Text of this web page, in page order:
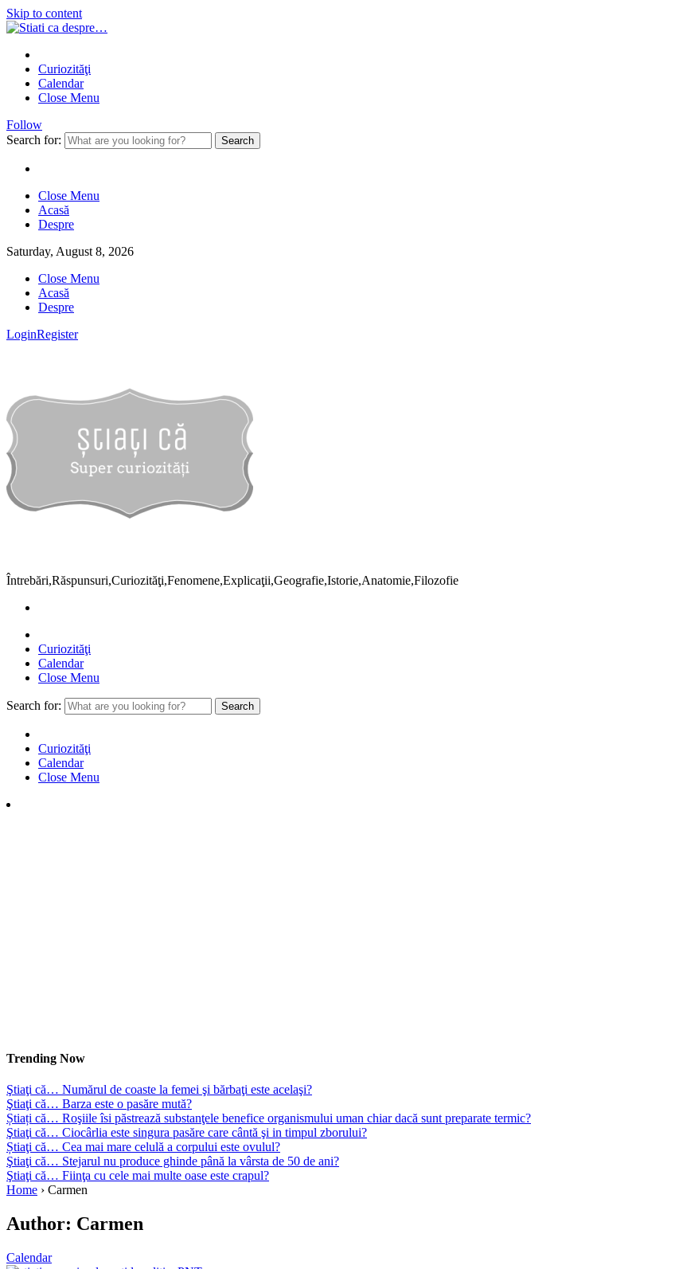
Skip to content
Curiozităţi
Calendar
Close Menu
Follow
Search for:
Close Menu
Acasă
Despre
Saturday, August 8, 2026
Close Menu
Acasă
Despre
LoginRegister
Întrebări,Răspunsuri,Curiozităţi,Fenomene,Explicaţii,Geografie,Istorie,Anatomie,Filozofie
Curiozităţi
Calendar
Close Menu
Search for:
Curiozităţi
Calendar
Close Menu
Trending Now
Ştiaţi că… Numărul de coaste la femei şi bărbaţi este acelaşi?
Ştiaţi că… Barza este o pasăre mută?
Știați că… Roşiile îsi păstrează substanţele benefice organismului uman chiar dacă sunt preparate termic?
Ştiaţi că… Ciocârlia este singura pasăre care cântă şi in timpul zborului?
Știaţi că… Cea mai mare celulă a corpului este ovulul?
Ştiaţi că… Stejarul nu produce ghinde până la vârsta de 50 de ani?
Ştiaţi că… Fiinţa cu cele mai multe oase este crapul?
Home › Carmen
Author: Carmen
Calendar